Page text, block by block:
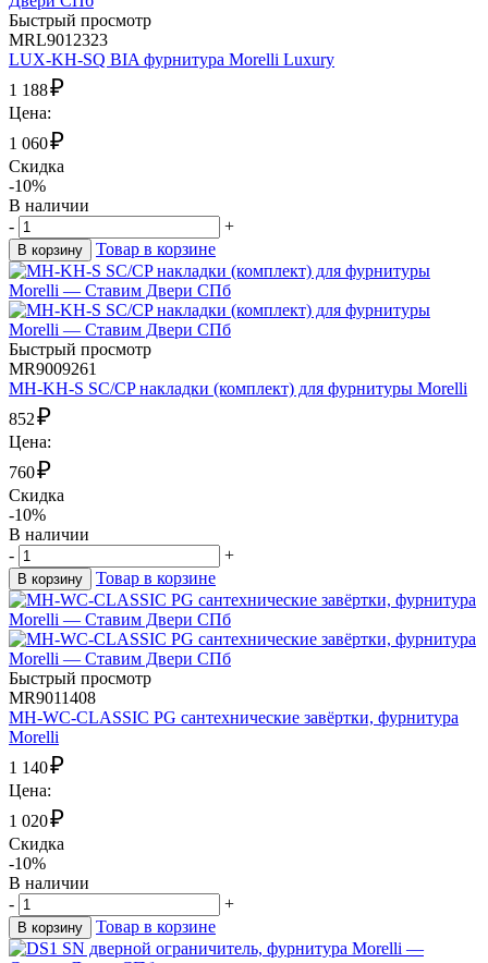
Быстрый просмотр
MRL9012323
LUX-KH-SQ BIA фурнитура Morelli Luxury
1 188₽
Цена:
1 060₽
Скидка
-10%
В наличии
-
+
В корзину Товар в корзине
Быстрый просмотр
MR9009261
MH-KH-S SC/CP накладки (комплект) для фурнитуры Morelli
852₽
Цена:
760₽
Скидка
-10%
В наличии
-
+
В корзину Товар в корзине
Быстрый просмотр
MR9011408
MH-WC-CLASSIC PG сантехнические завёртки, фурнитура
Morelli
1 140₽
Цена:
1 020₽
Скидка
-10%
В наличии
-
+
В корзину Товар в корзине